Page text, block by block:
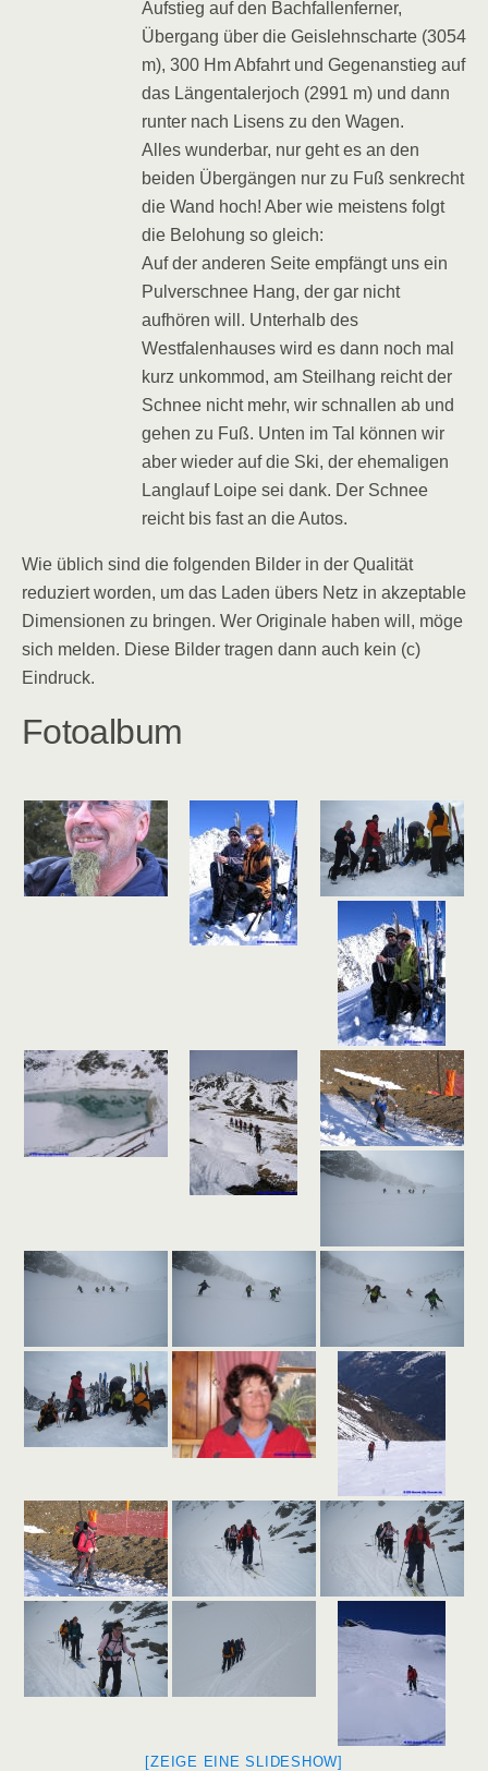
Aufstieg auf den Bachfallenferner,
Übergang über die Geislehnscharte (3054
m), 300 Hm Abfahrt und Gegenanstieg auf
das Längentalerjoch (2991 m) und dann
runter nach Lisens zu den Wagen.
Alles wunderbar, nur geht es an den
beiden Übergängen nur zu Fuß senkrecht
die Wand hoch! Aber wie meistens folgt
die Belohung so gleich:
Auf der anderen Seite empfängt uns ein
Pulverschnee Hang, der gar nicht
aufhören will. Unterhalb des
Westfalenhauses wird es dann noch mal
kurz unkommod, am Steilhang reicht der
Schnee nicht mehr, wir schnallen ab und
gehen zu Fuß. Unten im Tal können wir
aber wieder auf die Ski, der ehemaligen
Langlauf Loipe sei dank. Der Schnee
reicht bis fast an die Autos.
Wie üblich sind die folgenden Bilder in der Qualität
reduziert worden, um das Laden übers Netz in akzeptable
Dimensionen zu bringen. Wer Originale haben will, möge
sich melden. Diese Bilder tragen dann auch kein (c)
Eindruck.
Fotoalbum
[ZEIGE EINE SLIDESHOW]